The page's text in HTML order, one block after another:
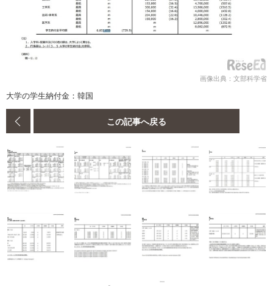
画像出典：文部科学省
大学の学生納付金：韓国
この記事へ戻る